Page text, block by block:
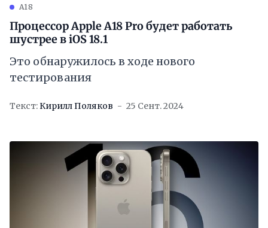
A18
Процессор Apple A18 Pro будет работать
шустрее в iOS 18.1
Это обнаружилось в ходе нового
тестирования
Текст: Кирилл Поляков 25 Сент. 2024